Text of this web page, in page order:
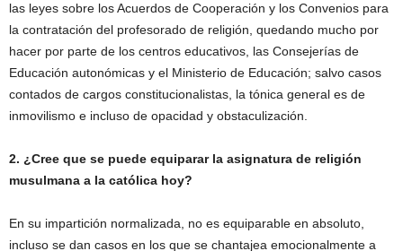
las leyes sobre los Acuerdos de Cooperación y los Convenios para
la contratación del profesorado de religión, quedando mucho por
hacer por parte de los centros educativos, las Consejerías de
Educación autonómicas y el Ministerio de Educación; salvo casos
contados de cargos constitucionalistas, la tónica general es de
inmovilismo e incluso de opacidad y obstaculización.
2. ¿Cree que se puede equiparar la asignatura de religión
musulmana a la católica hoy?
En su impartición normalizada, no es equiparable en absoluto,
incluso se dan casos en los que se chantajea emocionalmente a